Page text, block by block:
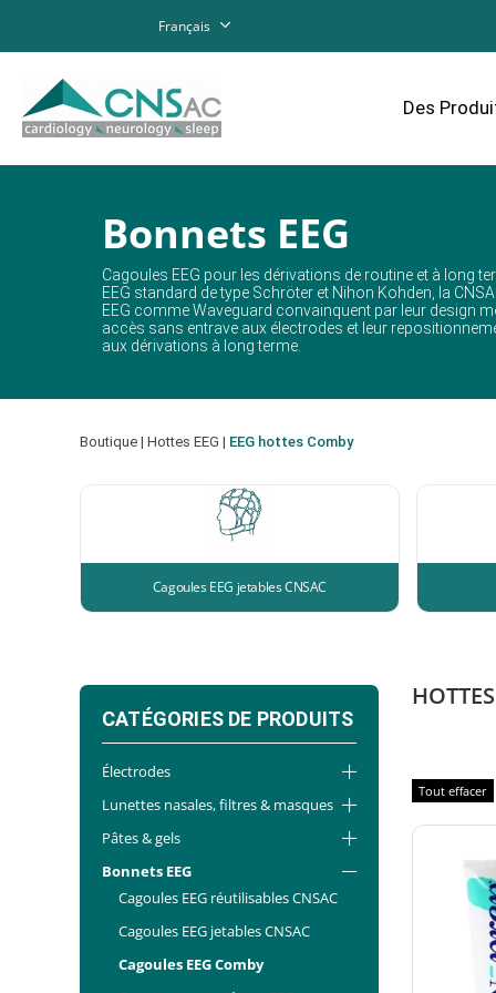
Français
Des
Bonnets EEG
Cagoules EEG pour les dérivations de routine et à long
EEG standard de type Schröter et Nihon Kohden, la
EEG comme Waveguard convainquent par leur design
accès sans entrave aux électrodes et leur
aux dérivations à long terme.
Boutique | Hottes EEG | EEG hottes Comby
Cagoules EEG jetables CNSAC
Tout effacer
CATÉGORIES DE PRODUITS
Électrodes
Lunettes nasales, filtres & masques
Pâtes & gels
Bonnets EEG
Cagoules EEG réutilisables CNSAC
Cagoules EEG jetables CNSAC
Cagoules EEG Comby